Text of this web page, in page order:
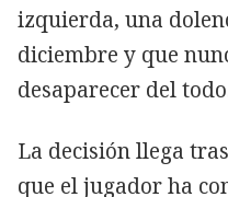
izquierda, una
diciembre y que
desaparecer del
La decisión llega
que el jugador ha